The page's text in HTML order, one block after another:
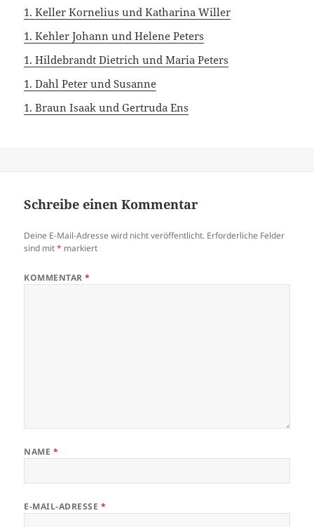
1. Keller Kornelius und Katharina Willer
1. Kehler Johann und Helene Peters
1. Hildebrandt Dietrich und Maria Peters
1. Dahl Peter und Susanne
1. Braun Isaak und Gertruda Ens
Schreibe einen Kommentar
Deine E-Mail-Adresse wird nicht veröffentlicht. Erforderliche Felder
sind mit* markiert
KOMMENTAR*
NAME *
E-MAIL-ADRESSE *